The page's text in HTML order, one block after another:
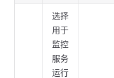
选择
用于
监控
服务
运行